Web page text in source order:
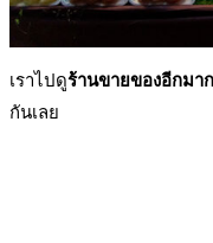
เราไปดูร้านขายของอีกมา
กันเลย